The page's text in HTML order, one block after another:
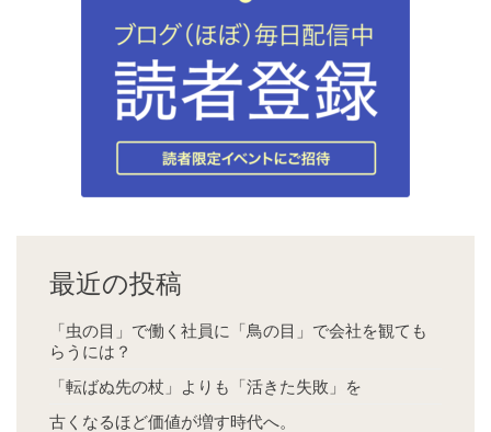
最近の投稿
「虫の目」で働く社員に「鳥の目」で会社を観ても
らうには？
「転ばぬ先の杖」よりも「活きた失敗」を
古くなるほど価値が増す時代へ。